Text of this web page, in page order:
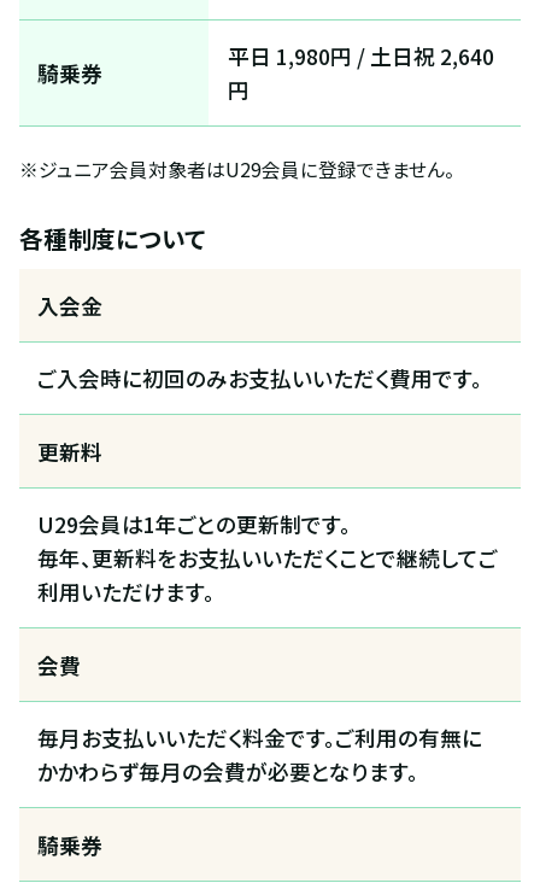
騎乗券
平日 1,980円 / 土日祝 2,640
円
※ジュニア会員対象者はU29会員に登録できません。
各種制度について
入会金
ご入会時に初回のみお支払いいただく費用です。
更新料
U29会員は1年ごとの更新制です。
毎年、更新料をお支払いいただくことで継続してご
利用いただけます。
会費
毎月お支払いいただく料金です。ご利用の有無に
かかわらず毎月の会費が必要となります。
騎乗券